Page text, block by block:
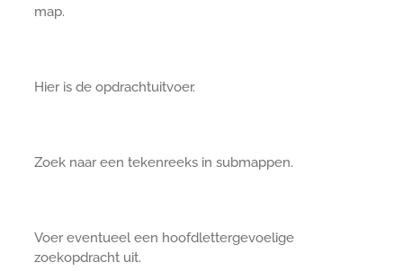
map.
Hier is de opdrachtuitvoer.
Zoek naar een tekenreeks in submappen.
Voer eventueel een hoofdlettergevoelige
zoekopdracht uit.